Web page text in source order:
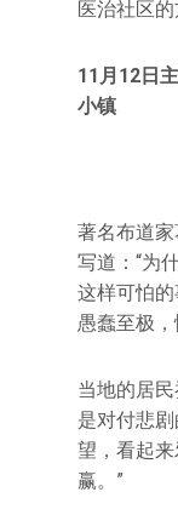
医治社区的
11月12日
小镇
著名布道
写道：“为
这样可怕
愚蠢至极
当地的居
是对付悲
望，看起
赢。”